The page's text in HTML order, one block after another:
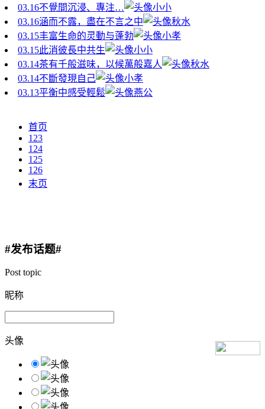
03.16不覺間沉浸、專注…
小小
03.16涵而不露，盡在不言之中
秋水
03.15丰富生命的灵動与蓬勃
小孝
03.15此消彼長中共生
小小
03.14茶有千般滋味，以候萬般嘉人
秋水
03.14不斷發現自己
小孝
03.13平衡中感受輕鬆 燕公
首页
123
124
125
126
末页
#发布话题#
Post topic
昵称
头像